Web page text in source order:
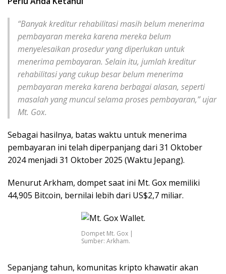
“Banyak kreditur rehabilitasi masih belum menerima
pembayaran mereka karena mereka belum
menyelesaikan prosedur yang diperlukan untuk
menerima pembayaran. Selain itu, jumlah kreditur
rehabilitasi yang cukup besar belum menerima
pembayaran mereka karena berbagai alasan, seperti
masalah yang muncul selama proses pembayaran,” ujar
Mt. Gox.
Sebagai hasilnya, batas waktu untuk menerima
pembayaran ini telah diperpanjang dari 31 Oktober
2024 menjadi 31 Oktober 2025 (Waktu Jepang).
Menurut Arkham, dompet saat ini Mt. Gox memiliki
44,905 Bitcoin, bernilai lebih dari US$2,7 miliar.
Dompet Mt. Gox |
Sumber: Arkham.
Sepanjang tahun, komunitas kripto khawatir akan